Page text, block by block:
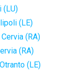
(LU)
(LE)
(RA)
(RA)
(LE)